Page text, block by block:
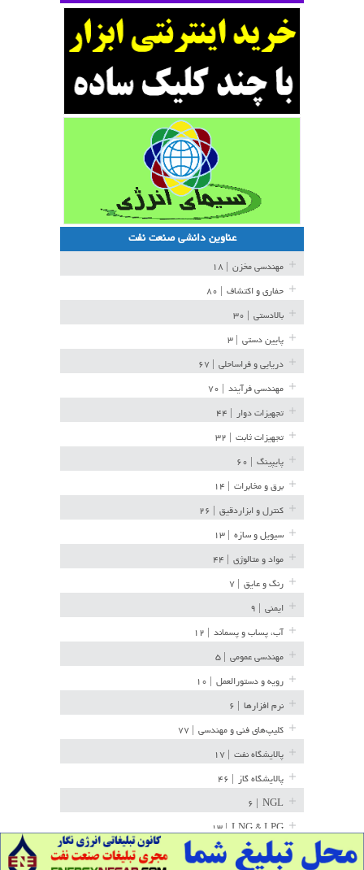
عناوین دانشی صنعت نفت
مهندسی مخزن
حفاری و اکتشاف
بالادستی
پایین دستی
دریایی و فراساحلی
مهندسی فرآیند
تجهیزات دوار
تجهیزات ثابت
پایپینگ
برق و مخابرات
کنترل و ابزاردقیق
سیویل و سازه
مواد و متالوژی
رنگ و عایق
ایمنی
آب، پساب و پسماند
مهندسی عمومی
رویه و دستورالعمل
نرم افزارها
کلیپ‌های فنی و مهندسی
پالایشگاه نفت
پالایشگاه گاز
NGL
LNG & LPG | ۱۳
خط لوله | ۳۶